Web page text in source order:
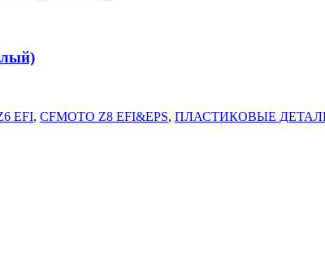
EFI, CFMOTO Z8 EFI&EPS, ПЛАСТИКОВЫЕ